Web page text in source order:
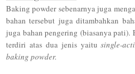
Baking powder sebenarnya juga
bahan tersebut juga ditambahkan
juga bahan pengering (biasanya pati).
terdiri atas dua jenis yaitusingle-
baking powder.